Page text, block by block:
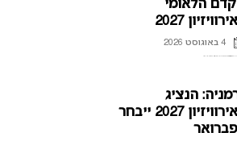
הלאומי
2027
4 באוגוסט 2026
הנציג
לאירוויזיון 2027 ייבחר